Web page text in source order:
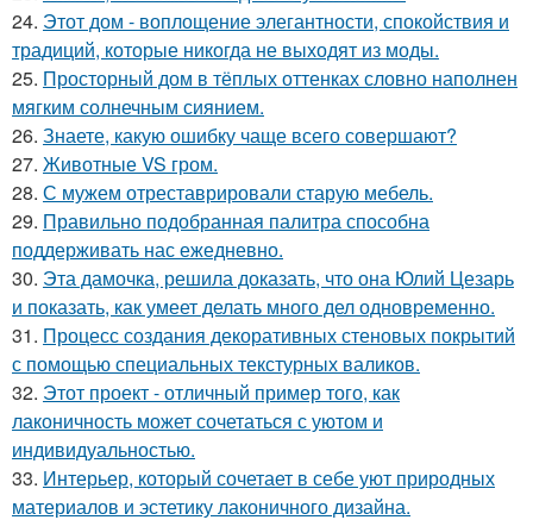
24. Этот дом - воплощение элегантности, спокойствия и
традиций, которые никогда не выходят из моды.
25. Просторный дом в тёплых оттенках словно наполнен
мягким солнечным сиянием.
26. Знаете, какую ошибку чаще всего совершают?
27. Животные VS гром.
28. С мужем отреставрировали старую мебель.
29. Правильно подобранная палитра способна
поддерживать нас ежедневно.
30. Эта дамочка, решила доказать, что она Юлий Цезарь
и показать, как умеет делать много дел одновременно.
31. Процесс создания декоративных стеновых покрытий
с помощью специальных текстурных валиков.
32. Этот проект - отличный пример того, как
лаконичность может сочетаться с уютом и
индивидуальностью.
33. Интерьер, который сочетает в себе уют природных
материалов и эстетику лаконичного дизайна.